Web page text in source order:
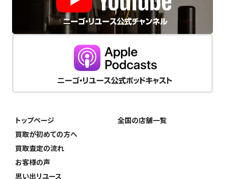
トップページ
買取が初めての方へ
買取査定の流れ
お客様の声
思い出リユース
全国の店舗一覧